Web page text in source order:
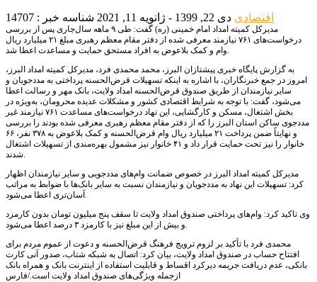
اقتصادی دی 22, 1399 - ژانویه 11, 2021 شناسه خبر : 14707
مدیرکل کمیته امداد امام خمینی (ره) گفت: طی ۹ ماهه سال‌جاری پس از بررسی
درخواست‌های ۷۶۱ نیازمند معرفی شده از دفتر مقام معظم رهبری مبلغ ۲۱ میلیارد ریال
وام و کمک بلاعوض به افراد مستحق حمایت و مساعدت اعطا شد.
به گزارش پایگاه خبری پیشتازان البرز، محمد محمدی فرد، مدیرکل کمیته امداد البرز،
امروز در جمع خبرنگاران، با اشاره به اینکه تسهیلات قرض‌الحسنه پرداختی به مددجویان و
سایر نیازمندان از طریق صندوق قرض‌الحسنه امداد ولایت، بانک مهر و رسالت اعطا
می‌شود، گفت: با توجه به شرایط اقتصادی کشور و مشکلات عدیده محرومان، به‌ویژه در
بخش اشتغال، مسکن و کارگشایی، این نهاد درخواست‌های مساعدت ۷۶۱ نیازمند غیر
مددجوی ساکن استان البرز را که از دفتر مقام معظم رهبری معرفی شده بودند را بررسی
و نهایتاً ضمن پرداخت ۲۱ میلیارد ریال وام قرض‌الحسنه و کمک بلاعوض به ۳۷۸ نفر، ۶۶
خانوار را نیز تحت حمایت قرار داد و ۴۱ خانوار نیز مشمول بهره‌مندی از تسهیلات اشتغال
شدند.
مدیرکل کمیته امداد البرز در خصوص ضمانت وام‌های مددجویی و سایر نیازمندان اظهار
کرد: تسهیلات این نهاد به مددجویان و نیازمندان نسبت به سایر بانک‌ها با ضوابط به مراتب
آسان‌تری اعطا می‌شود.
وی تاکید کرد: وام‌های پرداختی صندوق امداد ولایت تا سقف پنج میلیون تومان بدون کارمزد
و بیش از این مبلغ نیز با کارمزد ۳ درصد اعطا می‌شود.
محمدی فرد با تأکید بر لزوم ترویج فرهنگ قرض‌الحسنه و دعوت از عموم مردم برای
افتتاح حساب در صندوق امداد ولایت، بیان کرد: اتصال به شبکه شتاب، صدور آنی کارت‌
بانکی، عدم دریافت جریمه دیرکرد اقساط و قابلیت استفاده از اینترنت بانک و همراه بانک
ازجمله ویژگی‌های صندوق امداد ولایت است./فارس